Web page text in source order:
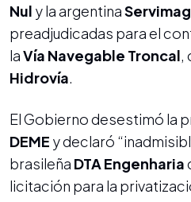
Nul y la argentina
preadjudicadas para el
laVía Navegable Troncal,
Hidrovía.
El Gobierno desestimó la
DEME y declaró
brasileña DTA Engenharia
licitación para la